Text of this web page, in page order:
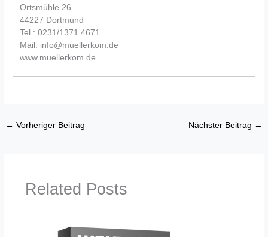
Ortsmühle 26
44227 Dortmund
Tel.: 0231/1371 4671
Mail: info@muellerkom.de
www.muellerkom.de
← Vorheriger Beitrag Nächster Beitrag →
Related Posts